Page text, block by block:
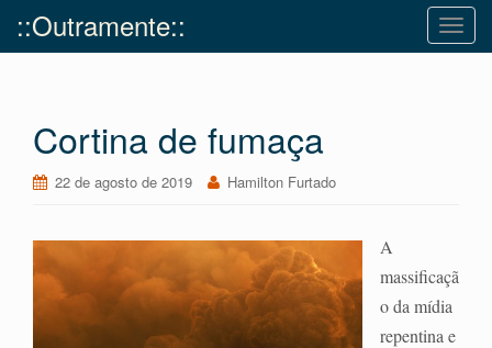
T
o
g
a
t
::Outramente::
Cortina de fumaça
22 de agosto de 2019 Hamilton Furtado
A
massificaçã
o da mídia
repentina e